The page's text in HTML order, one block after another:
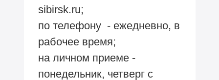
sibirsk.ru;
по телефону - ежедневно, в
рабочее время;
на личном приеме -
понедельник, четверг с